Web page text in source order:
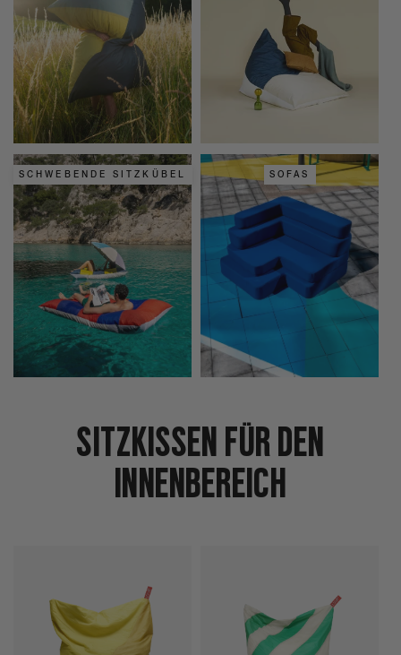
SCHWEBENDE SITZKÜBEL SOFAS
Sitzkissen für den
Innenbereich